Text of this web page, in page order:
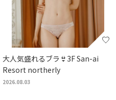
大人気盛れるブラ👙3F San-ai
Resort northerly
2026.08.03